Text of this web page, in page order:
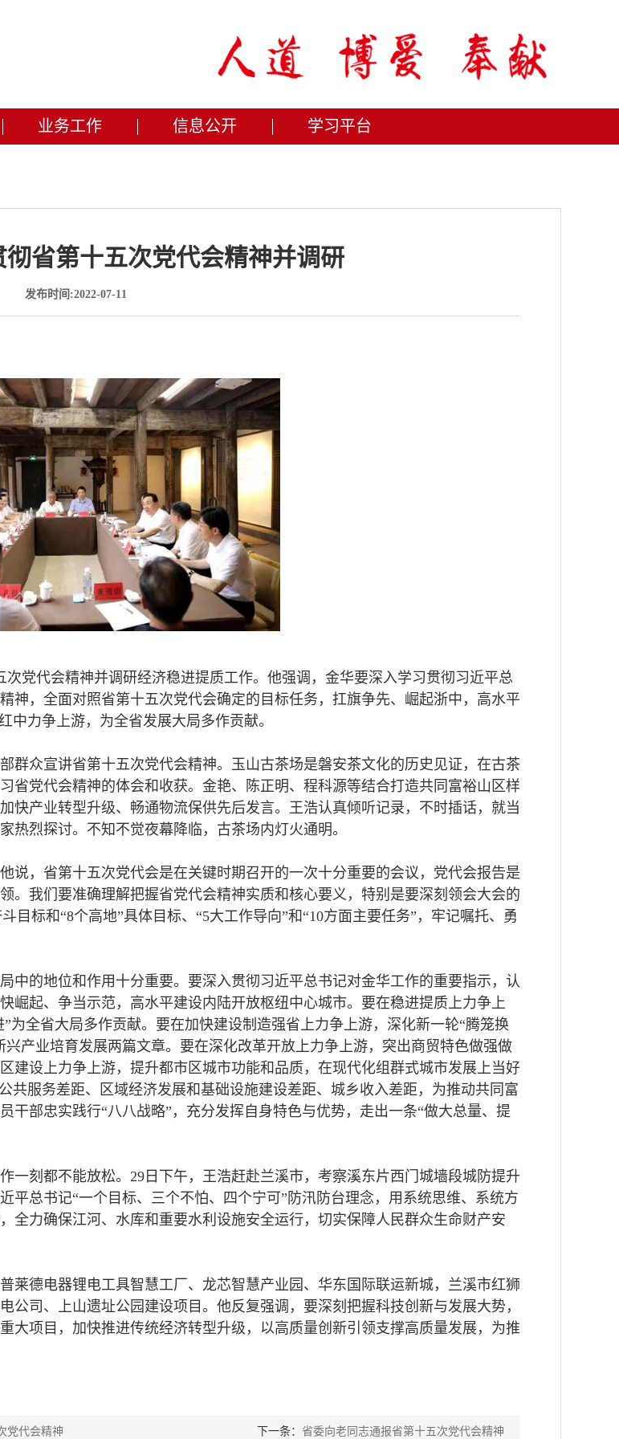
业务工作 信息公开 学习平台
省第十五次党代会精神并调研
发布时间:2022-07-11
党代会精神并调研经济稳进提质工作。他强调，金华要深入学习贯彻习近平总
神，全面对照省第十五次党代会确定的目标任务，扛旗争先、崛起浙中，高水平
中力争上游，为全省发展大局多作贡献。
群众宣讲省第十五次党代会精神。玉山古茶场是磐安茶文化的历史见证，在古茶
省党代会精神的体会和收获。金艳、陈正明、程科源等结合打造共同富裕山区样
快产业转型升级、畅通物流保供先后发言。王浩认真倾听记录，不时插话，就当
烈探讨。不知不觉夜幕降临，古茶场内灯火通明。
说，省第十五次党代会是在关键时期召开的一次十分重要的会议，党代会报告是
。我们要准确理解把握省党代会精神实质和核心要义，特别是要深刻领会大会的
目标和“8个高地”具体目标、“5大工作导向”和“10方面主要任务”，牢记嘱托、勇
中的地位和作用十分重要。要深入贯彻习近平总书记对金华工作的重要指示，认
崛起、争当示范，高水平建设内陆开放枢纽中心城市。要在稳进提质上力争上
为全省大局多作贡献。要在加快建设制造强省上力争上游，深化新一轮“腾笼换
产业培育发展两篇文章。要在深化改革开放上力争上游，突出商贸特色做强做
建设上力争上游，提升都市区城市功能和品质，在现代化组群式城市发展上当好
共服务差距、区域经济发展和基础设施建设差距、城乡收入差距，为推动共同富
干部忠实践行“八八战略”，充分发挥自身特色与优势，走出一条“做大总量、提
一刻都不能放松。29日下午，王浩赶赴兰溪市，考察溪东片西门城墙段城防提升
平总书记“一个目标、三个不怕、四个宁可”防汛防台理念，用系统思维、系统方
全力确保江河、水库和重要水利设施安全运行，切实保障人民群众生命财产安
莱德电器锂电工具智慧工厂、龙芯智慧产业园、华东国际联运新城，兰溪市红狮
司、上山遗址公园建设项目。他反复强调，要深刻把握科技创新与发展大势，
大项目，加快推进传统经济转型升级，以高质量创新引领支撑高质量发展，为推
党代会精神 下一条： 省委向老同志通报省第十五次党代会精神